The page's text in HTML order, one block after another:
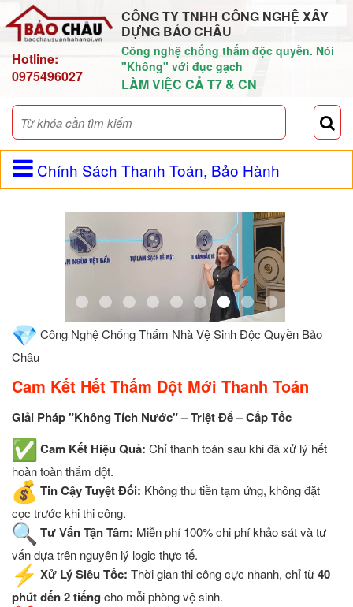
Hotline:
0975496027
CÔNG TY TNHH CÔNG NGHỆ XÂY
DỰNG BẢO CHÂU
Công nghệ chống thấm độc quyền. Nói
"Không" với đục gạch
LÀM VIỆC CẢ T7 & CN
Chính Sách Thanh Toán, Bảo Hành
Công Nghệ Chống Thấm Nhà Vệ Sinh Độc Quyền Bảo
Châu
Cam Kết Hết Thấm Dột Mới Thanh Toán
Giải Pháp "Không Tích Nước" – Triệt Để – Cấp Tốc
Cam Kết Hiệu Quả: Chỉ thanh toán sau khi đã xử lý hết
hoàn toàn thấm dột.
Tin Cậy Tuyệt Đối: Không thu tiền tạm ứng, không đặt
cọc trước khi thi công.
Tư Vấn Tận Tâm: Miễn phí 100% chi phí khảo sát và tư
vấn dựa trên nguyên lý logic thực tế.
Xử Lý Siêu Tốc: Thời gian thi công cực nhanh, chỉ từ40
phút đến 2 tiếng cho mỗi phòng vệ sinh.